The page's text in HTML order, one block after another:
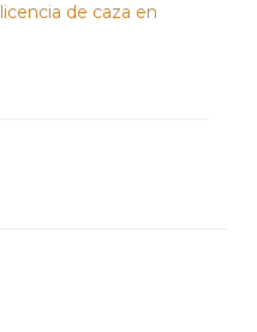
licencia de caza en